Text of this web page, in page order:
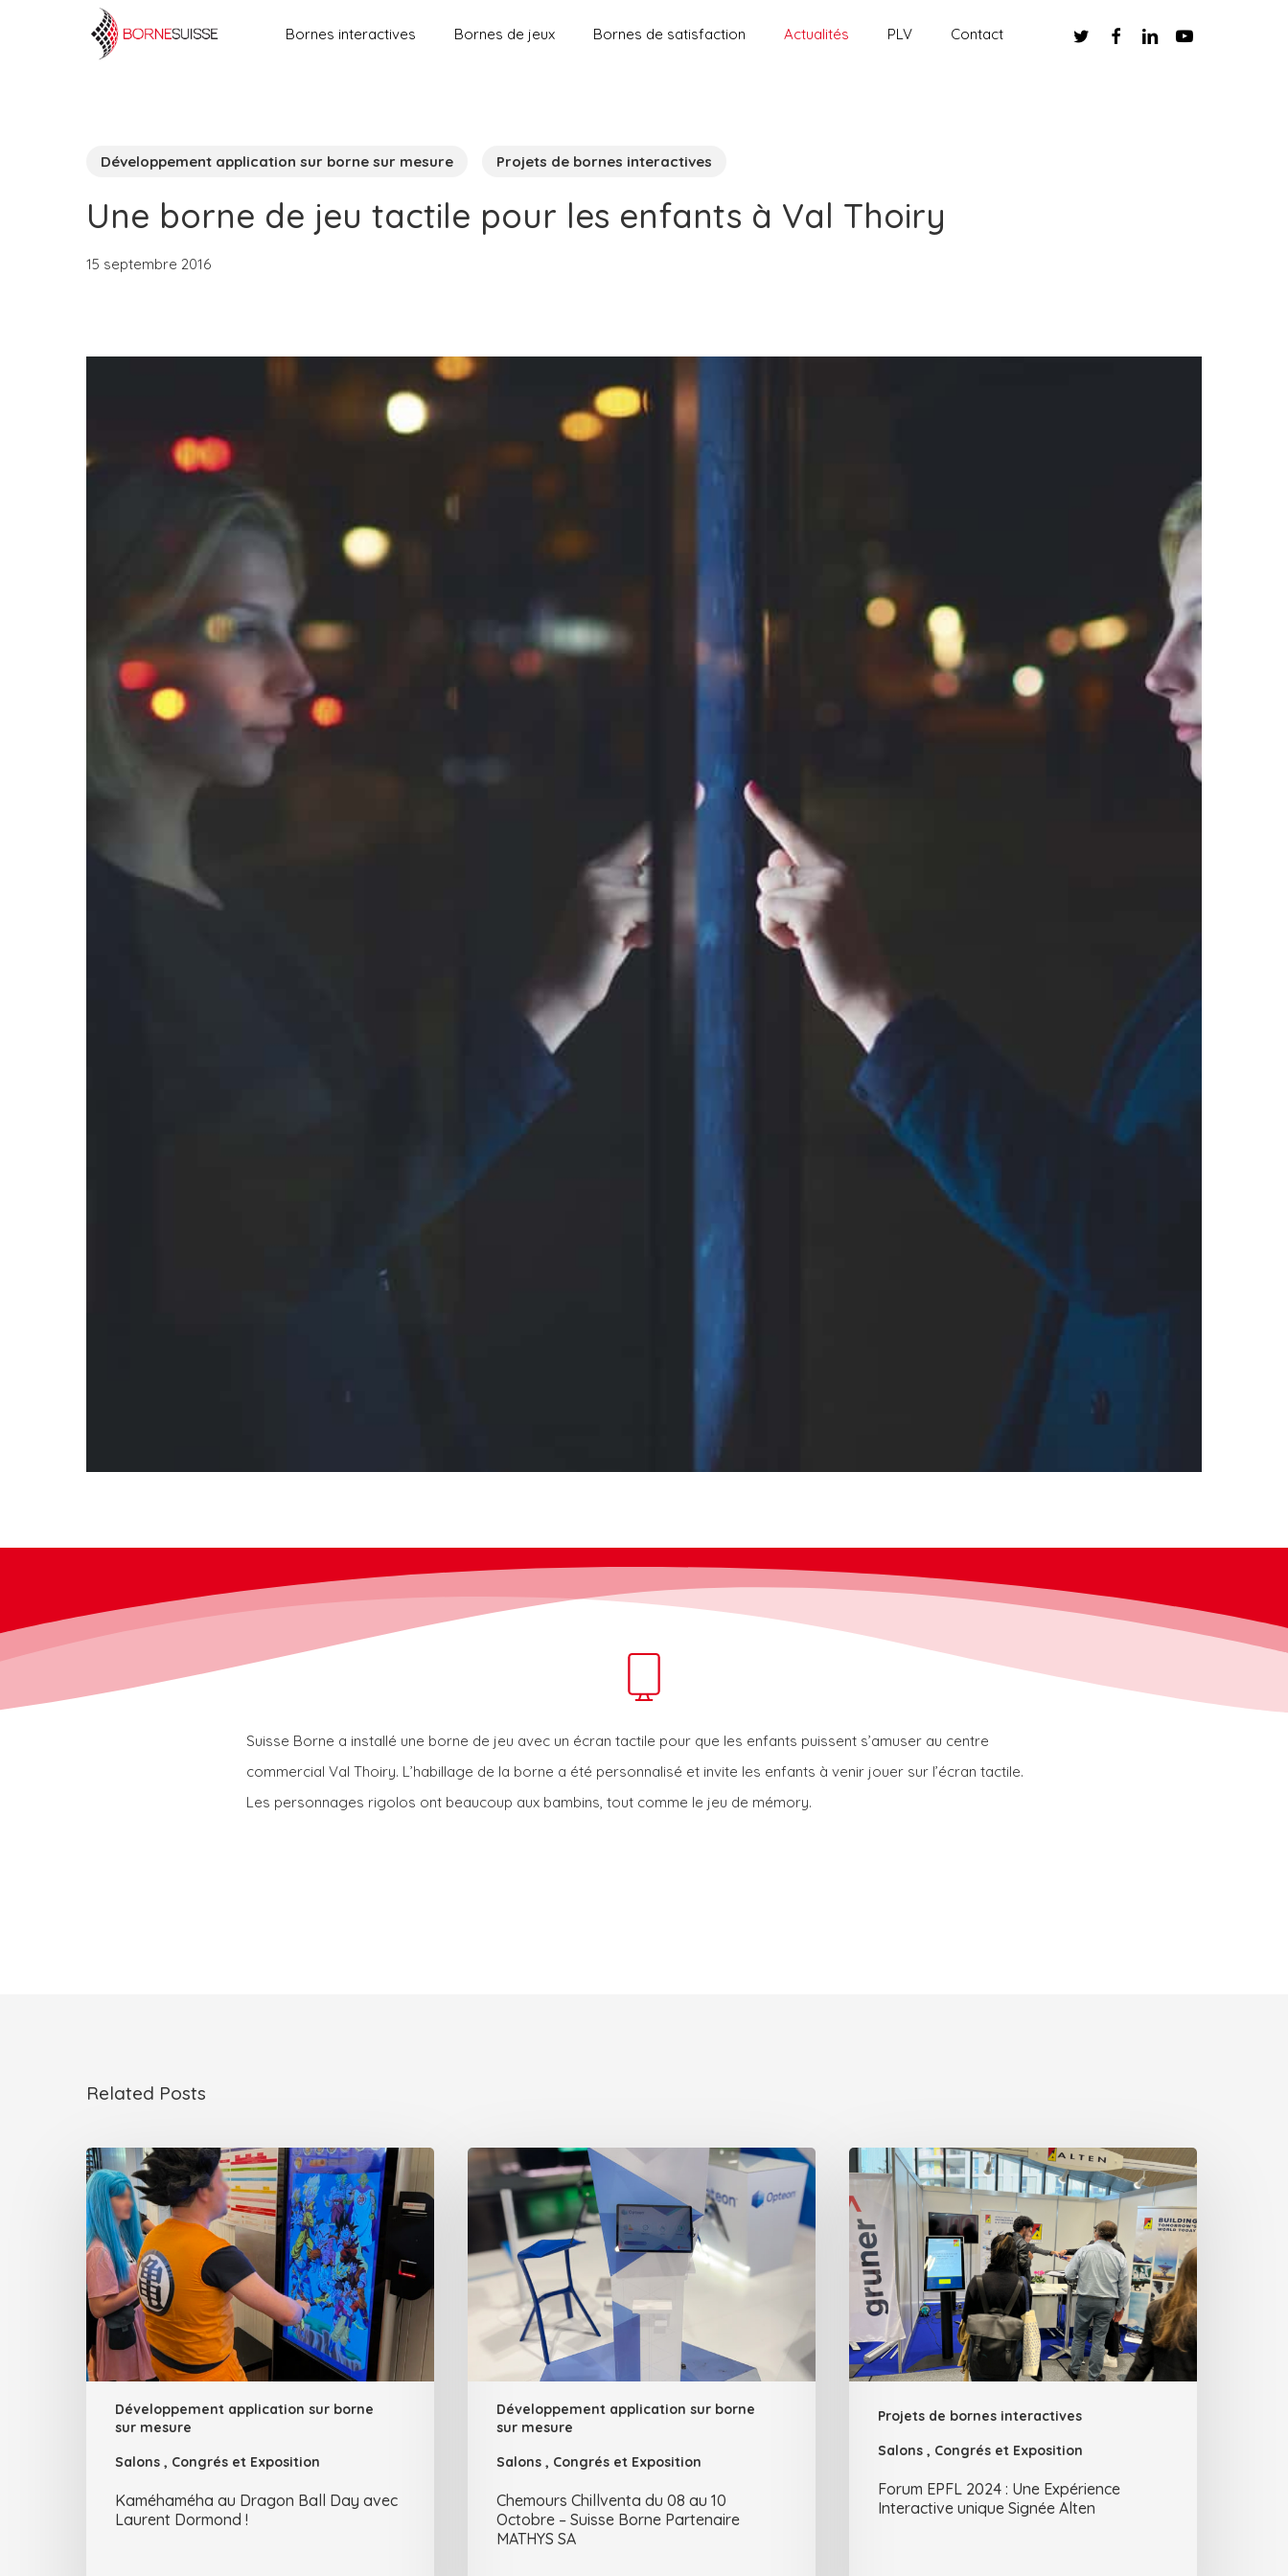
Bornes interactives Bornes de jeux Bornes de satisfaction Actualités PLV Contact twitter facebooklinkedinyoutube
Développement application sur borne sur mesure Projets de bornes interactives
Une borne de jeu tactile pour les enfants à Val Thoiry
15 septembre 2016
Suisse Borne a installé une borne de jeu avec un écran tactile pour que les enfants puissent s’amuser au centre
commercial Val Thoiry. L’habillage de la borne a été personnalisé et invite les enfants à venir jouer sur l’écran tactile.
Les personnages rigolos ont beaucoup aux bambins, tout comme le jeu de mémory.
Related Posts
Développement application sur borne
sur mesure
Salons , Congrés et Exposition
Kaméhaméha au Dragon Ball Day avec
Laurent Dormond !
Développement application sur borne
sur mesure
Salons , Congrés et Exposition
Chemours Chillventa du 08 au 10
Octobre – Suisse Borne Partenaire
MATHYS SA
Projets de bornes interactives
Salons , Congrés et Exposition
Forum EPFL 2024 : Une Expérience
Interactive unique Signée Alten